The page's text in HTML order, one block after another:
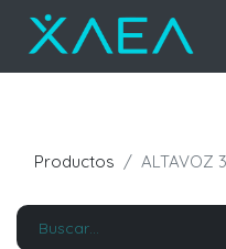
Productos ALTAVOZ